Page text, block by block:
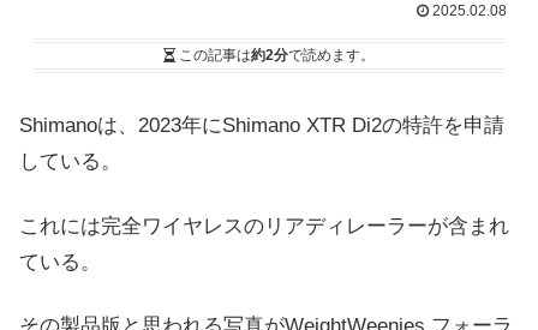
2025.02.08
この記事は約2分で読めます。
Shimanoは、2023年にShimano XTR Di2の特許を申請
している。
これには完全ワイヤレスのリアディレーラーが含まれ
ている。